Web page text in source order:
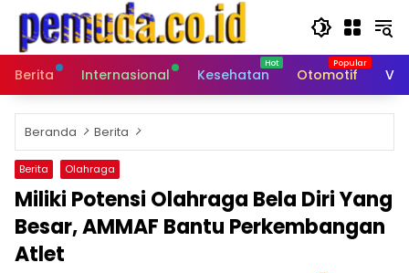
Langsung
konten
Berita
Internasional Kesehatan Otomotif
Beranda Berita
Berita Olahraga
Miliki Potensi Olahraga Bela Diri Yang
Besar, AMMAF Bantu Perkembangan
Atlet